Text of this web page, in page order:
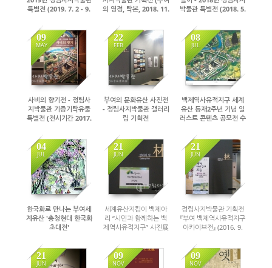
특별전 (2019. 7. 2 - 9.
의 영정, 탁본, 2018. 11.
박물관 특별전 (2018. 5.
09
MAY
2291
사비의 향기전 - 정림사
지박물관 기증기탁유물
특별전 (전시기간 2017.
소 기획전시실)
22
FEB
1980
부여의 문화유산 사진전
- 정림사지박물관 갤러리
림 기획전
08
JUL
2504
백제역사유적지구 세계
유산 등재2주년 기념 일
러스트 콘텐츠 공모전 수
04
JUL
2270
한국화로 만나는 부여세
계유산 '충청현대 한국화
초대전'
정림사지박물관 기획전
시실)
21
JUN
2203
세계유산지킴이 백제아
리 “시민과 함께하는 백
제역사유적지구” 사진展
(2016.11.28)
21
JUN
정림사지박물관 기획전
『부여 백제역사유적지구
아카이브전』 (2016. 9.
21
JUN
09
NOV
09
NOV